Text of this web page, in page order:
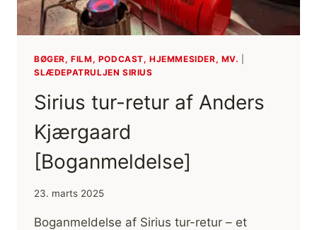
BØGER, FILM, PODCAST, HJEMMESIDER, MV.
SLÆDEPATRULJEN SIRIUS
Sirius tur-retur af Anders
Kjærgaard
[Boganmeldelse]
23. marts 2025
Boganmeldelse af Sirius tur-retur – et